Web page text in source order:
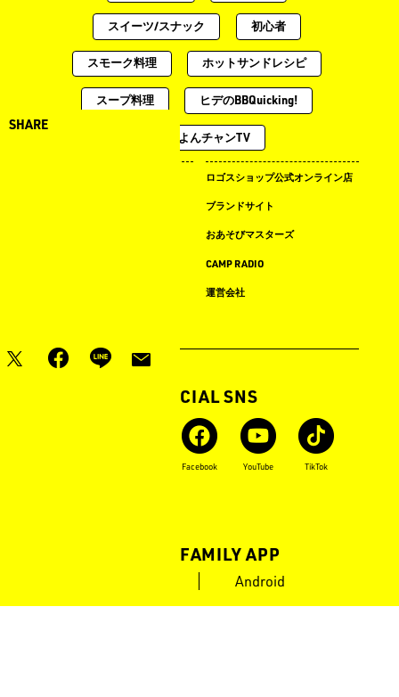
SHARE
スイーツ/スナック 初心者
スモーク料理 ホットサンドレシピ
スープ料理 ヒデのBBQuicking!
土曜のよんチャンTV
ロゴスショップ公式オンライン店
ブランドサイト
おあそびマスターズ
CAMP RADIO
運営会社
OFFICIAL SNS
Facebook YouTube TikTok
LOGOS FAMILY APP
Android